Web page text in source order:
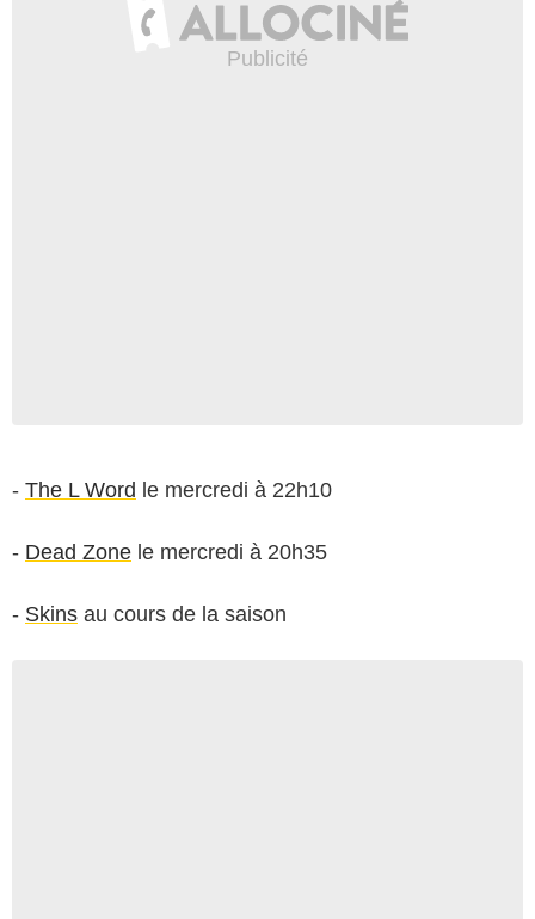
- The L Word le mercredi à 22h10
- Dead Zone le mercredi à 20h35
- Skins au cours de la saison